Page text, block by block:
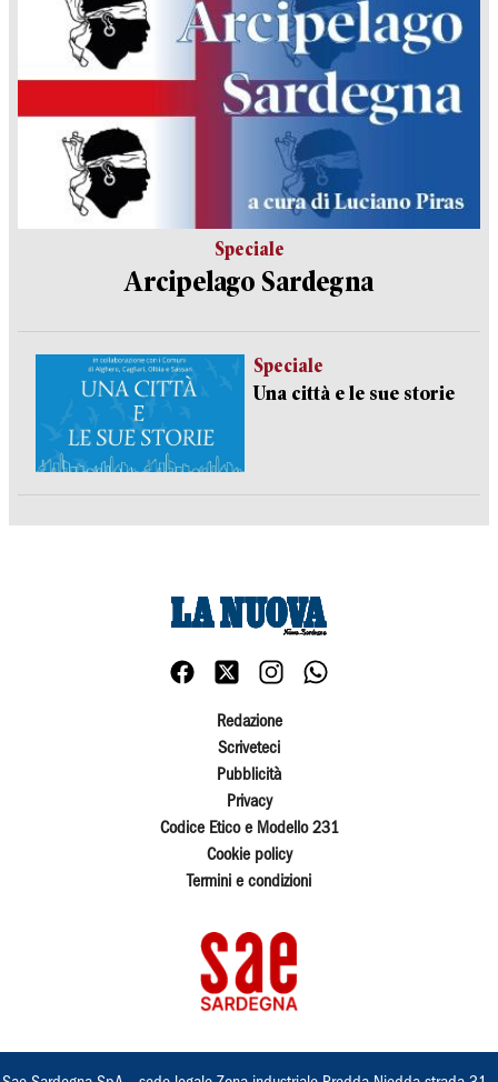
Speciale
Arcipelago Sardegna
Speciale
Una città e le sue storie
Redazione
Scriveteci
Pubblicità
Privacy
Codice Etico e Modello 231
Cookie policy
Termini e condizioni